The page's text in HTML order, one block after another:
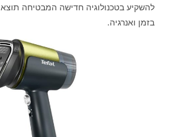
להשקיע בטכנולוגיה חדישה המבטיחה
בזמן ואנרגיה.